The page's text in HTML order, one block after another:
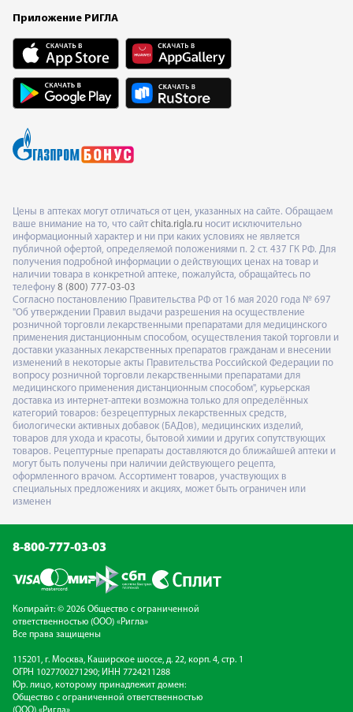
Приложение РИГЛА
Цены в аптеках могут отличаться от цен, указанных на сайте. Обращаем
ваше внимание на то, что сайт chita.rigla.ru носит исключительно
информационный характер и ни при каких условиях не является
публичной офертой, определяемой положениями п. 2 ст. 437 ГК РФ. Для
получения подробной информации о действующих ценах на товар и
наличии товара в конкретной аптеке, пожалуйста, обращайтесь по
телефону 8 (800) 777-03-03
Согласно постановлению Правительства РФ от 16 мая 2020 года № 697
"Об утверждении Правил выдачи разрешения на осуществление
розничной торговли лекарственными препаратами для медицинского
применения дистанционным способом, осуществления такой торговли и
доставки указанных лекарственных препаратов гражданам и внесении
изменений в некоторые акты Правительства Российской Федерации по
вопросу розничной торговли лекарственными препаратами для
медицинского применения дистанционным способом", курьерская
доставка из интернет-аптеки возможна только для определённых
категорий товаров: безрецептурных лекарственных средств,
биологически активных добавок (БАДов), медицинских изделий,
товаров для ухода и красоты, бытовой химии и других сопутствующих
товаров. Рецептурные препараты доставляются до ближайшей аптеки и
могут быть получены при наличии действующего рецепта,
оформленного врачом. Ассортимент товаров, участвующих в
специальных предложениях и акциях, может быть ограничен или
изменен
8-800-777-03-03
Копирайт: © 2026 Общество с ограниченной
ответственностью (ООО) «Ригла»
Все права защищены
115201, г. Москва, Каширское шоссе, д. 22, корп. 4, стр. 1
ОГРН 1027700271290; ИНН 7724211288
Юр. лицо, которому принадлежит домен:
Общество с ограниченной ответственностью